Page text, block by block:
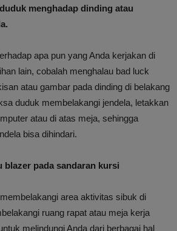
menghadap dinding atau
apa pun yang Anda kerjakan di
lain, cobalah menghalau bad luck
atau gambar pada dinding di belakang
duduk membelakangi jendela, letakkan
atau di atas meja, sehingga
bisa dihindari.
blazer pada sandaran kursi
area aktivitas sibuk di
ruang rapat atau meja kerja
melindungi Anda dari berbagai hal